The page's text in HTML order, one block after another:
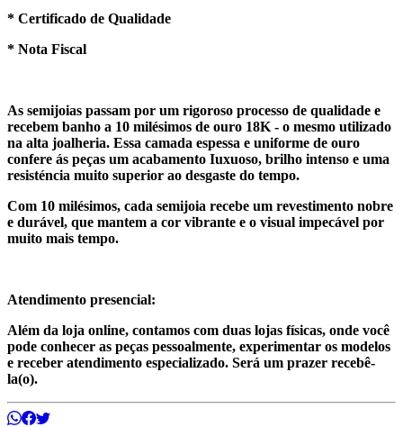
* Certificado de Qualidade
* Nota Fiscal
As semijoias passam por um rigoroso processo de qualidade e
recebem banho a 10 milésimos de ouro 18K - o mesmo utilizado
na alta joalheria. Essa camada espessa e uniforme de ouro
confere ás peças um acabamento Iuxuoso, brilho intenso e uma
resisténcia muito superior ao desgaste do tempo.
Com 10 milésimos, cada semijoia recebe um revestimento nobre
e durável, que mantem a cor vibrante e o visual impecável por
muito mais tempo.
Atendimento presencial:
Além da loja online, contamos com duas lojas físicas, onde você
pode conhecer as peças pessoalmente, experimentar os modelos
e receber atendimento especializado. Será um prazer recebê-
la(o).